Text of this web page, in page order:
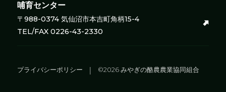
哺育センター
〒988-0374 気仙沼市本吉町角柄15-4
TEL/FAX 0226-43-2330
プライバシーポリシー ©2026 みやぎの酪農農業協同組合